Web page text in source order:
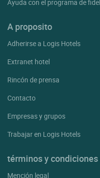
Ayuda con el programa de
A proposito
Adherirse a Logis Hotels
Extranet hotel
Rincón de prensa
Contacto
Empresas y grupos
Trabajar en Logis Hotels
términos y
Mención legal